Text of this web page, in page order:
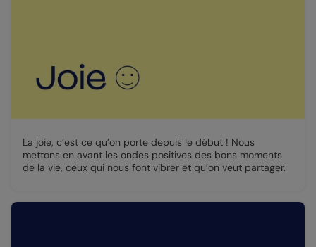
La joie, c’est ce qu’on porte depuis le début ! Nous
mettons en avant les ondes positives des bons moments
de la vie, ceux qui nous font vibrer et qu’on veut partager.